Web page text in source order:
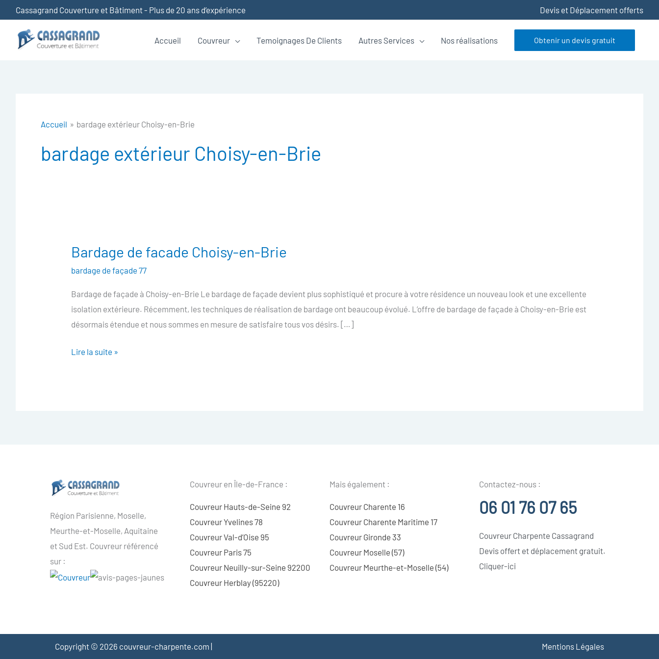
au
contenu
Cassagrand Couverture et Bâtiment - Plus de 20 ans d’expérience Devis et Déplacement offerts
Accueil Couvreur Temoignages De Clients Autres Services Nos réalisations Obtenir un devis gratuit
Accueil bardage extérieur Choisy-en-Brie
bardage extérieur Choisy-en-Brie
Bardage de facade Choisy-en-Brie
bardage de façade 77
Bardage de façade à Choisy-en-Brie Le bardage de façade devient plus sophistiqué et procure à votre résidence un nouveau look et une excellente
isolation extérieure. Récemment, les techniques de réalisation de bardage ont beaucoup évolué. L’offre de bardage de façade à Choisy-en-Brie est
désormais étendue et nous sommes en mesure de satisfaire tous vos désirs. […]
Bardage
Choisy-
en-
Brie
Lire la suite »
Région Parisienne, Moselle,
Meurthe-et-Moselle, Aquitaine
et Sud Est. Couvreur référencé
sur :
Couvreur en Île-de-France :
Couvreur Hauts-de-Seine 92
Couvreur Yvelines 78
Couvreur Val-d’Oise 95
Couvreur Paris 75
Couvreur Neuilly-sur-Seine 92200
Couvreur Herblay (95220)
Mais également :
Couvreur Charente 16
Couvreur Charente Maritime 17
Couvreur Gironde 33
Couvreur Moselle (57)
Couvreur Meurthe-et-Moselle (54)
Contactez-nous :
06 01 76 07 65
Couvreur Charpente Cassagrand
Devis offert et déplacement gratuit.
Cliquer-ici
Copyright © 2026 couvreur-charpente.com | Mentions Légales